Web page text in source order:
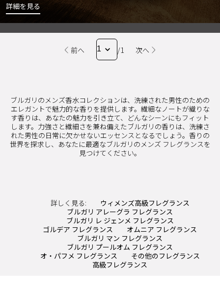
詳細を見る
前へ /1 次へ
ブルガリのメンズ香水コレクションは、洗練された男性のための
エレガントで魅力的な香りを提供します。繊細なノートが織りな
す香りは、あなたの魅力を引き立て、どんなシーンにもフィット
します。力強さと繊細さを兼ね備えたブルガリの香りは、洗練さ
れた男性の日常に欠かせないエッセンスとなるでしょう。香りの
世界を探求し、あなたに最適なブルガリのメンズ フレグランスを
見つけてください。
詳しく見る:
ウィメンズ高級フレグランス
ブルガリ アレーグラ フレグランス
ブルガリ レ ジェンメ フレグランス
ゴルデア フレグランス
オムニア フレグランス
ブルガリ マン フレグランス
ブルガリ プールオム フレグランス
オ・パフメ フレグランス
その他のフレグランス
高級フレグランス